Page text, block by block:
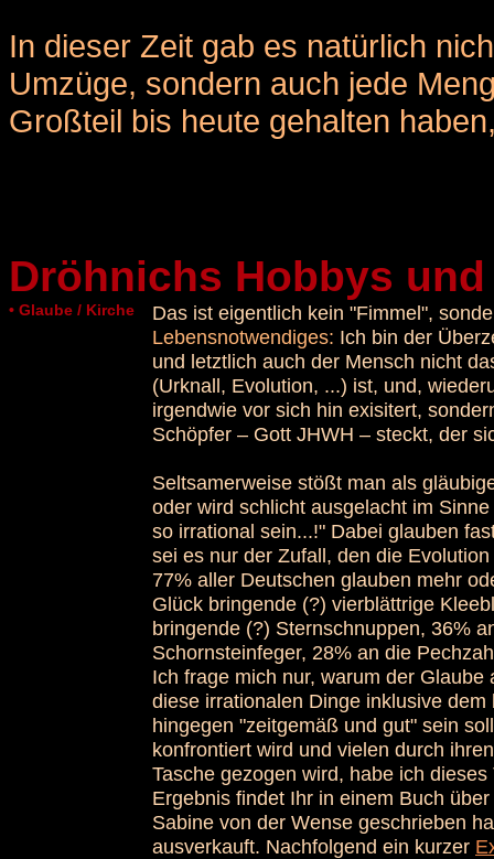
In dieser Zeit gab es natürlich
Umzüge, sondern auch jede
Großteil bis heute gehalten
Dröhnichs Hobbys
• Glaube / Kirche
Das ist eigentlich kein "Fimmel",
Lebensnotwendiges: Ich bin der
und letztlich auch der Mensch nicht
(Urknall, Evolution, ...) ist, und,
irgendwie vor sich hin exisitert,
Schöpfer – Gott JHWH – steckt, der
Seltsamerweise stößt man als
oder wird schlicht ausgelacht im
so irrational sein...!" Dabei glauben
sei es nur der Zufall, den die
77% aller Deutschen glauben mehr
Glück bringende (?) vierblättrige
bringende (?) Sternschnuppen, 36%
Schornsteinfeger, 28% an die
Ich frage mich nur, warum der
diese irrationalen Dinge inklusive
hingegen "zeitgemäß und gut" sein
konfrontiert wird und vielen durch
Tasche gezogen wird, habe ich
Ergebnis findet Ihr in einem Buch
Sabine von der Wense geschrieben
ausverkauft. Nachfolgend ein kurzer